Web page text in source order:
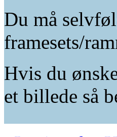
Du må
framesets/
Hvis du
et billede så